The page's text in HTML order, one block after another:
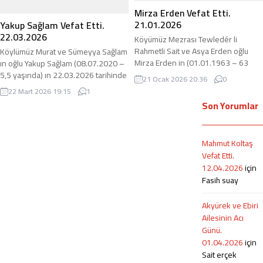
defnedilecektir. Taziye Adır Köyü
Taziye Evinde olacaktır. adirli.com
olarak Merhuma Allah’tan rahmet
ailesine...
servisine yatmış ve maalesef
hastanede taburcu olacağı gün vefat
ettiğini öğrendik. 7 aylık evliydi.
adirli.com olarak Merhuma Allah’tan
rahmet,...
Yakup Sağlam Vefat Etti.
22.03.2026
Köylümüz Murat ve Sümeyya Sağlam
ın oğlu Yakup Sağlam (08.07.2020 –
5,5 yaşında) ın 22.03.2026 tarihinde
vefat ettiğini öğrendik Doğum
esnasında uzun süre nefessiz
22 Mart 2026 19:15 1
Mirza Erden Vefat Etti.
21.01.2026
Köyümüz Mezrası Tewledér li
Rahmetli Sait ve Asya Erden oğlu
Mirza Erden in (01.01.1963 – 63
yaşında) 21.01.2026 tarihinde
tedavi gördüğü İstanbulda vefat
Kanseri şikayeti ile tedavi
görüyordu. adirli.com olarak
ailesine başsağlığı diliyoruz. Cenaze
bugün İstanbul dan Van gelecek ve
21 Ocak 2026 20:36 0
Son Yorumlar
Mahmut Koltaş
Vefat Etti.
12.04.2026için
Fasih suay
Akyürek ve Ebiri
Ailesinin Acı
Günü.
01.04.2026için
Sait erçek